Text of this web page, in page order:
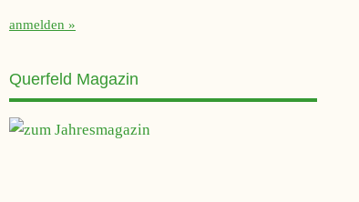
anmelden
Querfeld Magazin